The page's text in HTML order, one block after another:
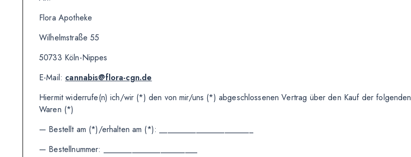
Flora Apotheke
Wilhelmstraße 55
50733 Köln-Nippes
E-Mail: cannabis@flora-cgn.de
Hiermit widerrufe(n) ich/wir (*) den von mir/uns (*) abgeschlossenen Vertrag über den Kauf der folgenden
Waren (*)
— Bestellt am (*)/erhalten am (*): _______________________
— Bestellnummer: _______________________